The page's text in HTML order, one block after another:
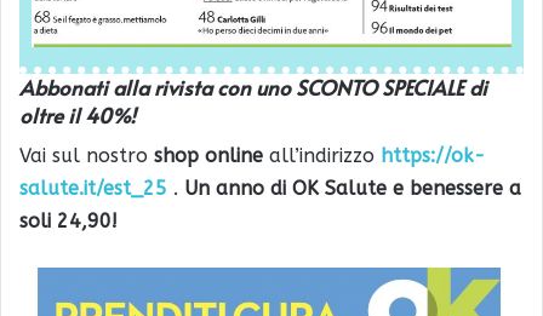
Abbonati alla rivista con uno SCONTO SPECIALE di
oltre il 40%!
Vai sul nostro shop online all’indirizzo https://ok-
salute.it/est_25 . Un anno di OK Salute e benessere a
soli 24,90!